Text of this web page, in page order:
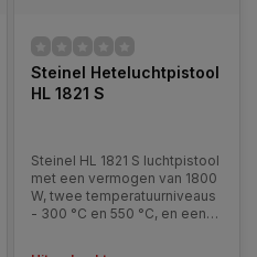
Steinel Heteluchtpistool
HL 1821 S
Steinel HL 1821 S luchtpistool
met een vermogen van 1800
W, twee temperatuurniveaus
- 300 °C en 550 °C, en een